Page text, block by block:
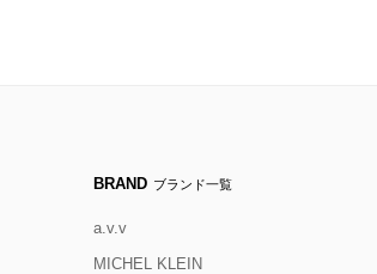
BRAND ブランド一覧
a.v.v
MICHEL KLEIN